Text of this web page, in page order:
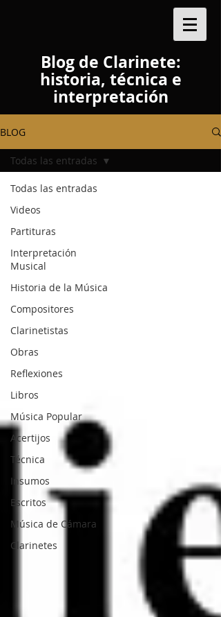
Blog de Clarinete:
historia, técnica e
interpretación
BLOG
Todas las entradas
Videos
Partituras
Interpretación
Musical
Historia de la Música
Compositores
Clarinetistas
Obras
Reflexiones
Libros
Música Popular
Acertijos
Técnica
Insumos
Escritos
Música de Cámara
Clarinetes
Todas las entradas